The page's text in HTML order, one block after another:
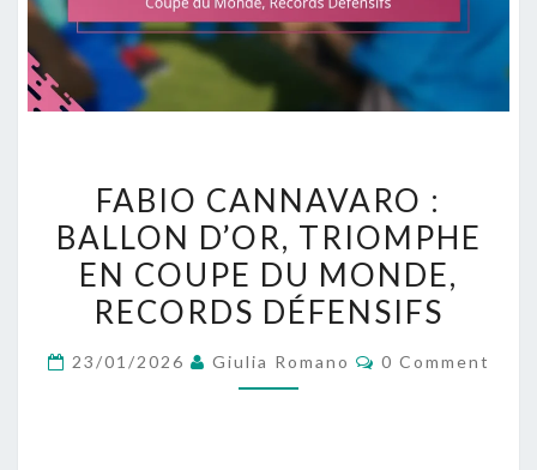
CANNAVARO
:
BALLON
D’OR,
EN
FABIO CANNAVARO :
BALLON D’OR, TRIOMPHE
EN COUPE DU MONDE,
RECORDS DÉFENSIFS
23/01/2026 Giulia Romano Comments
0 Comment